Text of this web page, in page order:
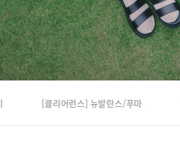
[클리어런스] 뉴발란스/푸마